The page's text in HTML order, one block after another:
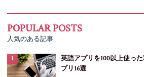
人気のある記事
英語アプリを100以上使っ
プリ16選